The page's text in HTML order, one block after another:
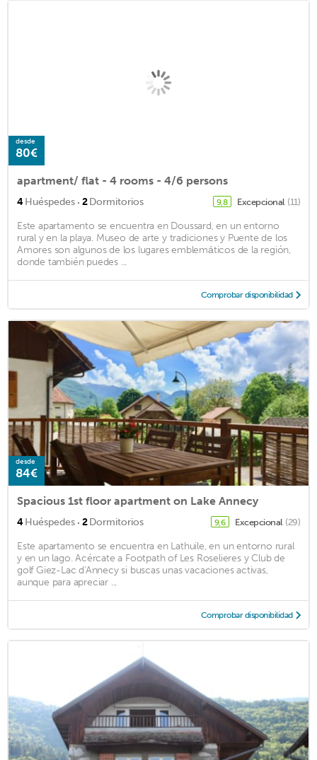
desde
80€
apartment/ flat - 4 rooms - 4/6 persons
4Huéspedes · 2Dormitorios 9,8 Excepcional (11)
Este apartamento se encuentra en Doussard, en un entorno
rural y en la playa. Museo de arte y tradiciones y Puente de los
Amores son algunos de los lugares emblemáticos de la región,
donde también puedes ...
Comprobar disponibilidad
desde
84€
Spacious 1st floor apartment on Lake Annecy
4Huéspedes · 2Dormitorios 9,6 Excepcional (29)
Este apartamento se encuentra en Lathuile, en un entorno rural
y en un lago. Acércate a Footpath of Les Roselieres y Club de
golf Giez-Lac d'Annecy si buscas unas vacaciones activas,
aunque para apreciar ...
Comprobar disponibilidad